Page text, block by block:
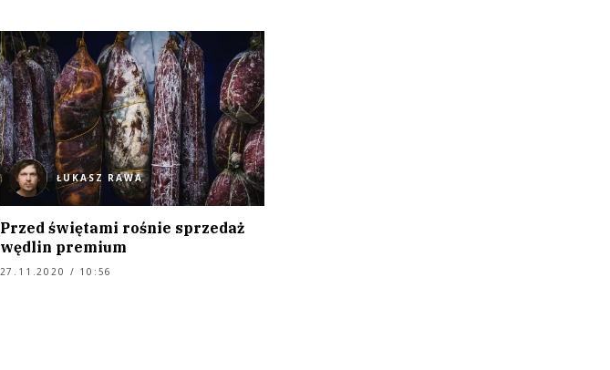
ŁUKASZ RAWA
Przed świętami rośnie sprzedaż
wędlin premium
27.11.2020 / 10:56